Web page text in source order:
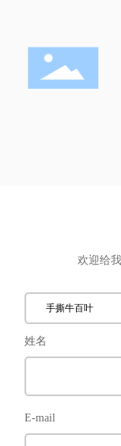
欢迎
手撕牛百叶
姓名
E-mail